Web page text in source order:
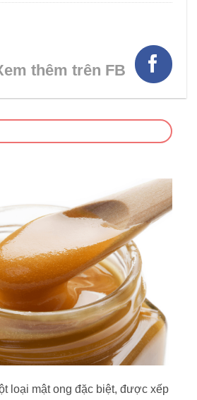
thêm trên FB
loại mật ong đặc biệt, được xếp